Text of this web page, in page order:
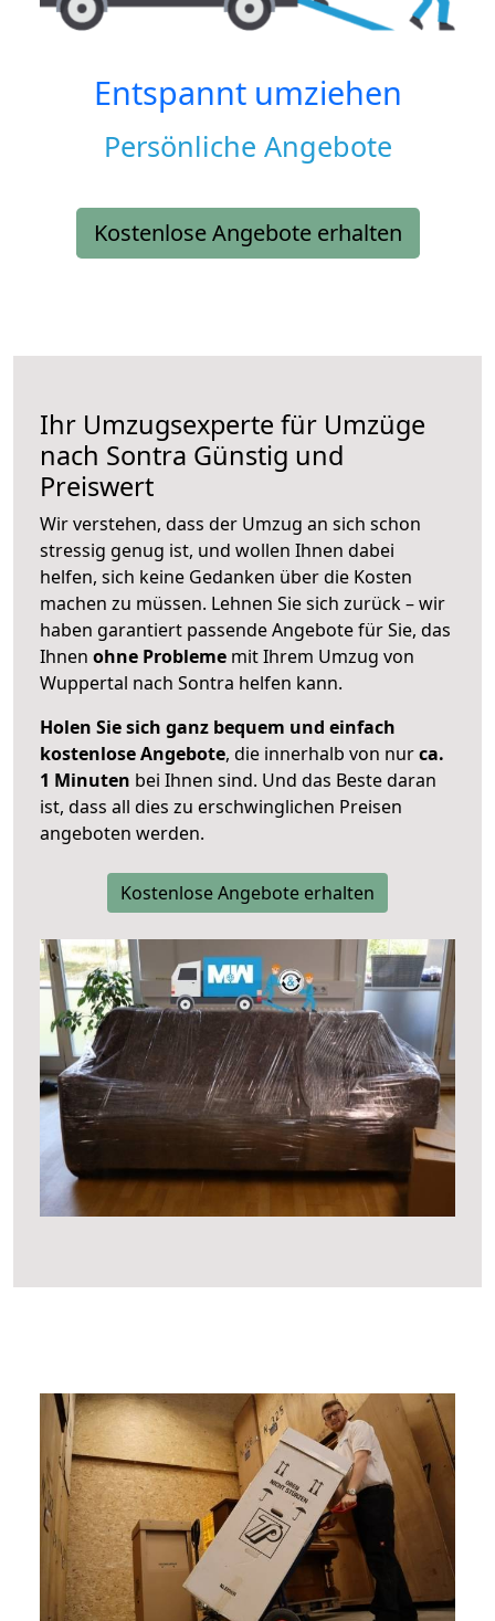
Entspannt umziehen
Persönliche Angebote
Kostenlose Angebote erhalten
Ihr Umzugsexperte für Umzüge
nach Sontra Günstig und
Preiswert
Wir verstehen, dass der Umzug an sich schon
stressig genug ist, und wollen Ihnen dabei
helfen, sich keine Gedanken über die Kosten
machen zu müssen. Lehnen Sie sich zurück – wir
haben garantiert passende Angebote für Sie, das
Ihnen ohne Probleme mit Ihrem Umzug von
Wuppertal nach Sontra helfen kann.
Holen Sie sich ganz bequem und einfach
kostenlose Angebote, die innerhalb von nurca.
1 Minuten bei Ihnen sind. Und das Beste daran
ist, dass all dies zu erschwinglichen Preisen
angeboten werden.
Kostenlose Angebote erhalten